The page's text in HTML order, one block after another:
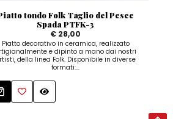
tondo Folk Taglio del Pesce
Spada PTFK-3
€ 28,00
Piatto decorativo in ceramica, realizzato
e dipinto a mano dai nostri
della linea Folk. Disponibile in diverse
formati:...